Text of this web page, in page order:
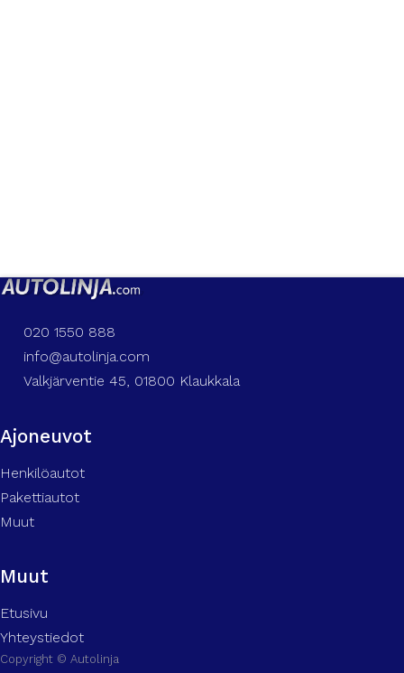
020 1550 888
info@autolinja.com
Valkjärventie 45, 01800 Klaukkala
Ajoneuvot
Henkilöautot
Pakettiautot
Muut
Muut
Etusivu
Yhteystiedot
Copyright © Autolinja